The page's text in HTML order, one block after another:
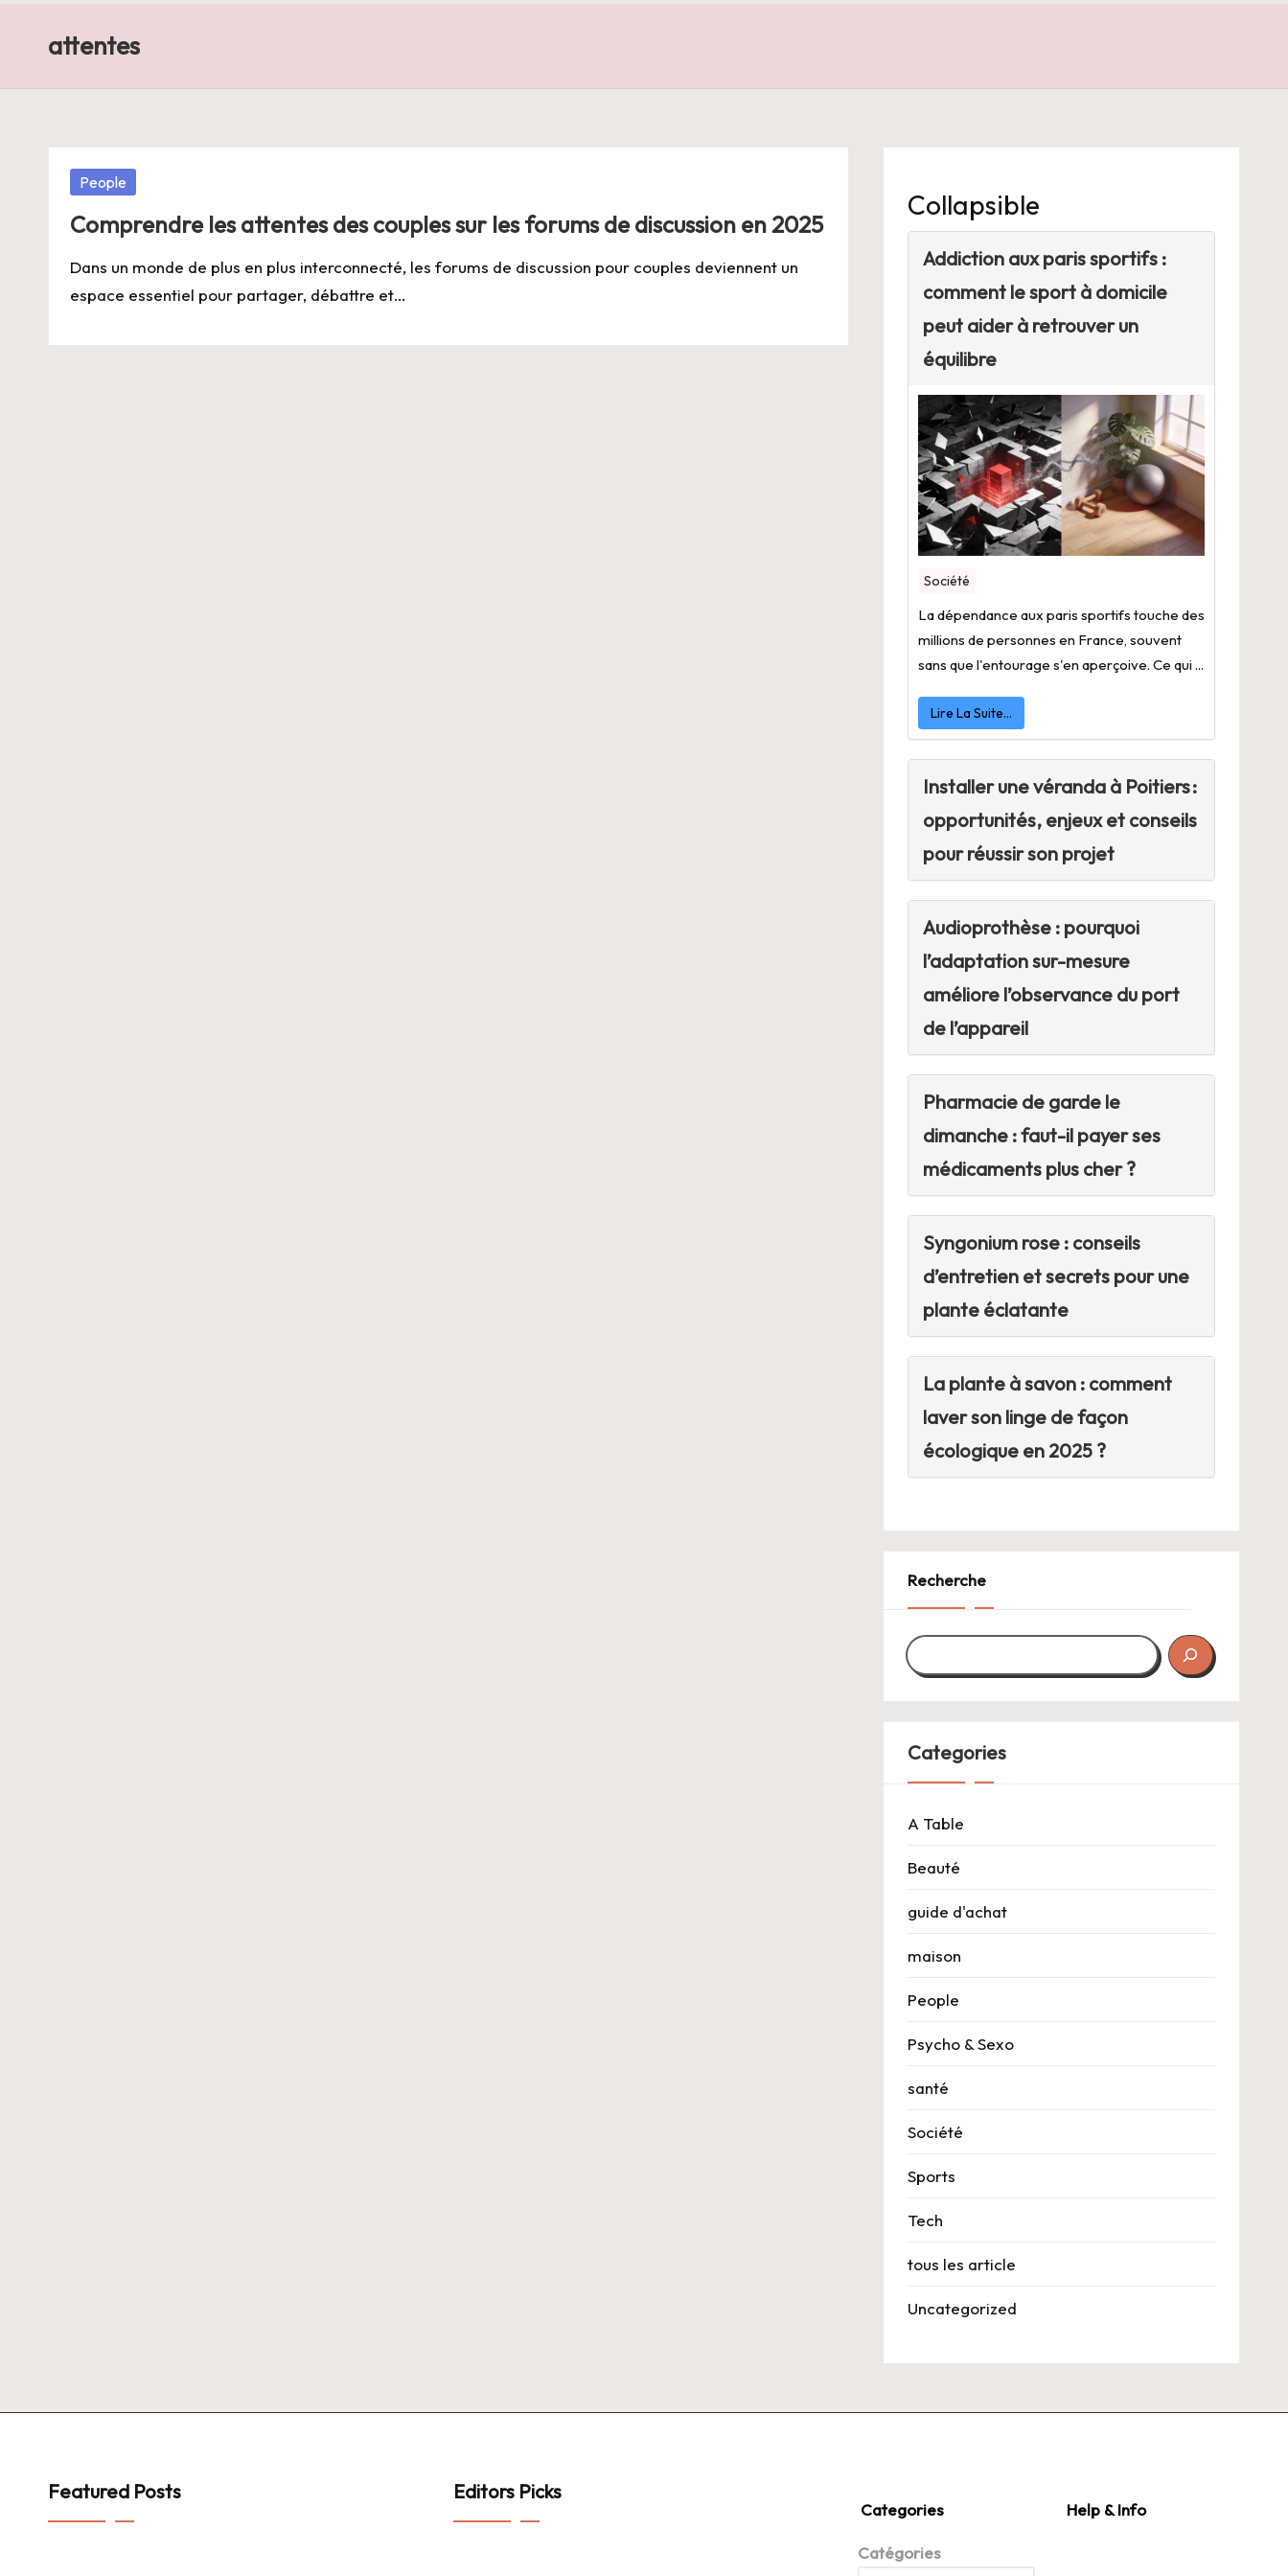
attentes
Posted
People
Comprendre les attentes des couples sur les forums de discussion en 2025
Dans un monde de plus en plus interconnecté, les forums de discussion pour couples deviennent un
espace essentiel pour partager, débattre et…
Collapsible
Addiction aux paris sportifs :
comment le sport à domicile
peut aider à retrouver un
équilibre
Société
La dépendance aux paris sportifs touche des
millions de personnes en France, souvent
sans que l'entourage s'en aperçoive. Ce qui ...
Lire La Suite…
Installer une véranda à Poitiers :
opportunités, enjeux et conseils
pour réussir son projet
Audioprothèse : pourquoi
l’adaptation sur-mesure
améliore l’observance du port
de l’appareil
Pharmacie de garde le
dimanche : faut-il payer ses
médicaments plus cher ?
Syngonium rose : conseils
d’entretien et secrets pour une
plante éclatante
La plante à savon : comment
laver son linge de façon
écologique en 2025 ?
Recherche
Categories
A Table
Beauté
guide d'achat
maison
People
Psycho & Sexo
santé
Société
Sports
Tech
tous les article
Uncategorized
Featured Posts Editors Picks
Categories
Catégories
Help & Info